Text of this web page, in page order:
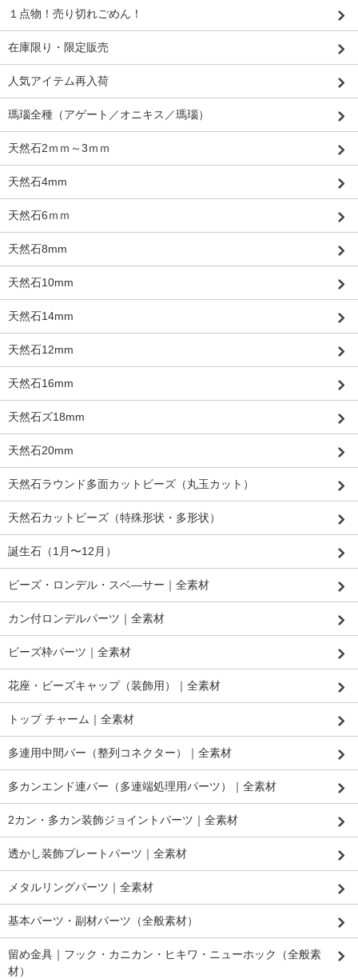
１点物！売り切れごめん！
在庫限り・限定販売
人気アイテム再入荷
瑪瑙全種（アゲート／オニキス／瑪瑙）
天然石2ｍｍ～3ｍｍ
天然石4mm
天然石6ｍｍ
天然石8mm
天然石10mm
天然石14mm
天然石12mm
天然石16mm
天然石ズ18mm
天然石20mm
天然石ラウンド多面カットビーズ（丸玉カット）
天然石カットビーズ（特殊形状・多形状）
誕生石（1月〜12月）
ビーズ・ロンデル・スベ―サー｜全素材
カン付ロンデルパーツ｜全素材
ビーズ枠パーツ｜全素材
花座・ビーズキャップ（装飾用）｜全素材
トップ チャーム｜全素材
多連用中間バー（整列コネクター）｜全素材
多カンエンド連バー（多連端処理用パーツ）｜全素材
2カン・多カン装飾ジョイントパーツ｜全素材
透かし装飾プレートパーツ｜全素材
メタルリングパーツ｜全素材
基本パーツ・副材パーツ（全般素材）
留め金具｜フック・カニカン・ヒキワ・ニューホック（全般素
材）